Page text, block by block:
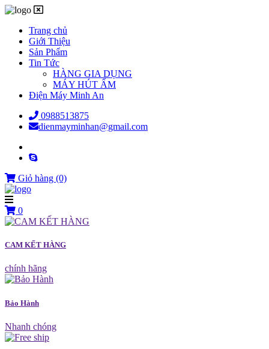
Trang chủ
Giới Thiệu
Sản Phẩm
Tin Tức
HÀNG GIA DỤNG
MÁY HÚT ẨM
Điện Máy Minh An
0988513875
dienmayminhan@gmail.com
Giỏ hàng (0)
0
CAM KẾT HÀNG
chính hãng
Bảo Hành
Nhanh chóng